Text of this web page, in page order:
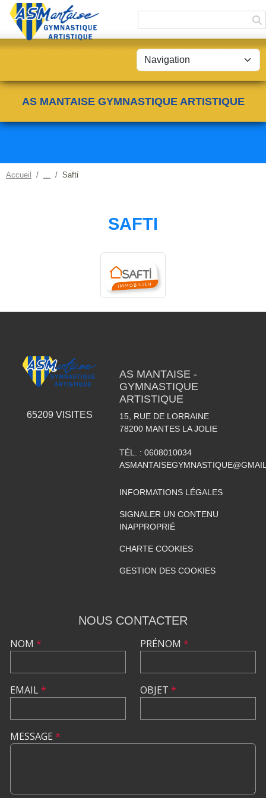
AS MANTAISE GYMNASTIQUE ARTISTIQUE
Accueil Safti
SAFTI
65209 VISITES
AS MANTAISE -
GYMNASTIQUE
ARTISTIQUE
15, RUE DE LORRAINE
78200 MANTES LA JOLIE
TÉL. : 0608010034
INFORMATIONS LÉGALES
SIGNALER UN CONTENU
INAPPROPRIÉ
CHARTE COOKIES
GESTION DES COOKIES
NOUS CONTACTER
NOM *
EMAIL*
PRÉNOM *
OBJET *
MESSAGE *
Panneau de gestion des cookies